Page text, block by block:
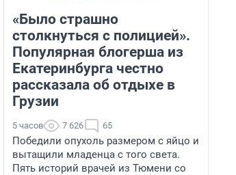
«Было страшно
столкнуться с полицией».
Популярная блогерша из
Екатеринбурга честно
рассказала об отдыхе в
Грузии
5 часов 7 626 65
Победили опухоль размером с яйцо и
вытащили младенца с того света.
Пять историй врачей из Тюмени со